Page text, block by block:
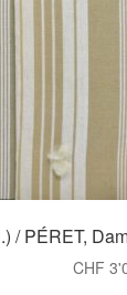
/ PÉRET,
CHF